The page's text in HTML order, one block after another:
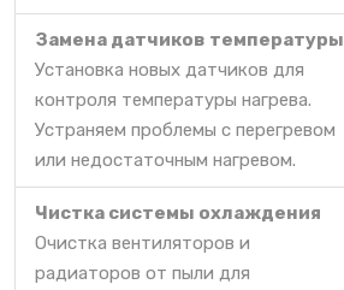
Замена датчиков температуры
Установка новых датчиков для
контроля температуры нагрева.
Устраняем проблемы с перегревом
или недостаточным нагревом.
Чистка системы охлаждения
Очистка вентиляторов и
радиаторов от пыли для